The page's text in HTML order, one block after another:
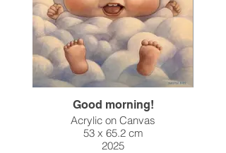
Good morning!
Acrylic on Canvas
53 x 65.2 cm
2025